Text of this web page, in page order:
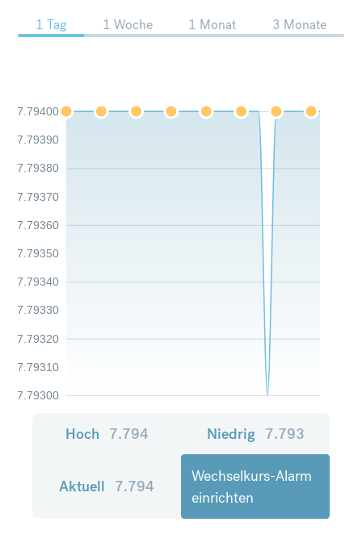
1 Tag 1 Woche 1 Monat 3 Monate
7.79300
7.79310
7.79320
7.79330
7.79340
7.79350
7.79360
7.79370
7.79380
7.79390
7.79400
Hoch 7.794 Niedrig 7.793
Aktuell 7.794
Wechselkurs-Alarm
einrichten